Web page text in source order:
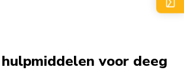
voor deeg